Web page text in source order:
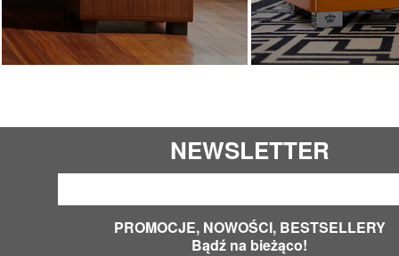
NEWSLETTER
PROMOCJE, NOWOŚCI, BESTSELLERY
Bądź na bieżąco!